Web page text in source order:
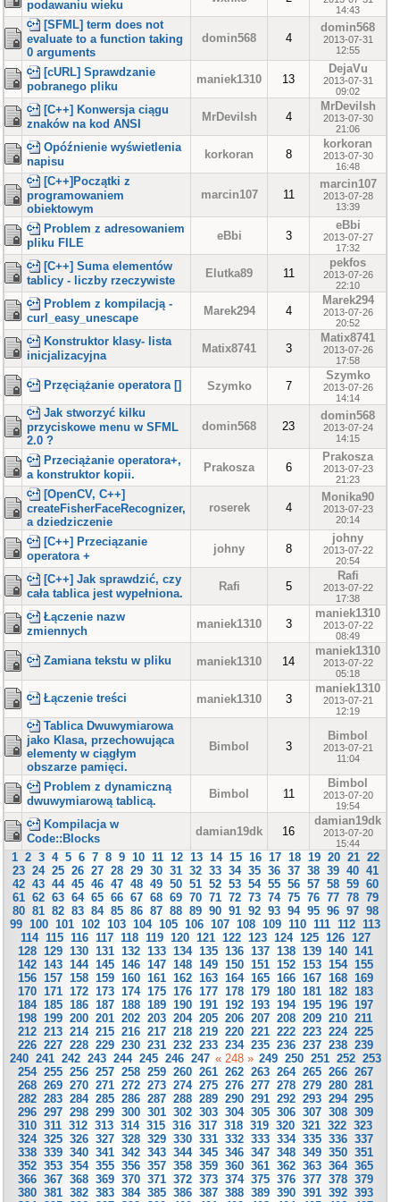
podawaniu wieku
14:43
[SFML] term does not
evaluate to a function taking
0 arguments
domin568 4
domin568
2013-07-31
12:55
[cURL] Sprawdzanie
pobranego pliku
maniek1310 13
DejaVu
2013-07-31
09:02
[C++] Konwersja ciągu
znaków na kod ANSI
MrDevilsh 4
MrDevilsh
2013-07-30
21:06
Opóźnienie wyświetlenia
napisu
korkoran 8
korkoran
2013-07-30
16:48
[C++]Początki z
programowaniem
obiektowym
marcin107 11
marcin107
2013-07-28
13:39
Problem z adresowaniem
pliku FILE
eBbi 3
eBbi
2013-07-27
17:32
[C++] Suma elementów
tablicy - liczby rzeczywiste
Elutka89 11
pekfos
2013-07-26
22:10
Problem z kompilacją -
curl_easy_unescape
Marek294 4
Marek294
2013-07-26
20:52
Konstruktor klasy- lista
inicjalizacyjna
Matix8741 3
Matix8741
2013-07-26
17:58
Przęciążanie operatora [] Szymko 7
Szymko
2013-07-26
14:14
Jak stworzyć kilku
przyciskowe menu w SFML
2.0 ?
domin568 23
domin568
2013-07-24
14:15
Przeciążanie operatora+,
a konstruktor kopii.
Prakosza 6
Prakosza
2013-07-23
21:23
[OpenCV, C++]
createFisherFaceRecognizer,
a dziedziczenie
roserek 4
Monika90
2013-07-23
20:14
[C++] Przeciązanie
operatora +
johny 8
johny
2013-07-22
20:54
[C++] Jak sprawdzić, czy
cała tablica jest wypełniona.
Rafi 5
Rafi
2013-07-22
17:38
Łączenie nazw
zmiennych
maniek1310 3
maniek1310
2013-07-22
08:49
Zamiana tekstu w pliku maniek1310 14
maniek1310
2013-07-22
05:18
Łączenie treści maniek1310 3
maniek1310
2013-07-21
12:19
Tablica Dwuwymiarowa
jako Klasa, przechowująca
elementy w ciągłym
obszarze pamięci.
Bimbol 3
Bimbol
2013-07-21
11:04
Problem z dynamiczną
dwuwymiarową tablicą.
Bimbol 11
Bimbol
2013-07-20
19:54
Kompilacja w
Code::Blocks
damian19dk 16
damian19dk
2013-07-20
15:44
1 2 3 4 5 6 7 8 9 10 11 12 13 14 15 16 17 18 19 20 21 22
23 24 25 26 27 28 29 30 31 32 33 34 35 36 37 38 39 40 41
42 43 44 45 46 47 48 49 50 51 52 53 54 55 56 57 58 59 60
61 62 63 64 65 66 67 68 69 70 71 72 73 74 75 76 77 78 79
80 81 82 83 84 85 86 87 88 89 90 91 92 93 94 95 96 97 98
99 100 101 102 103 104 105 106 107 108 109 110 111 112 113
114 115 116 117 118 119 120 121 122 123 124 125 126 127
128 129 130 131 132 133 134 135 136 137 138 139 140 141
142 143 144 145 146 147 148 149 150 151 152 153 154 155
156 157 158 159 160 161 162 163 164 165 166 167 168 169
170 171 172 173 174 175 176 177 178 179 180 181 182 183
184 185 186 187 188 189 190 191 192 193 194 195 196 197
198 199 200 201 202 203 204 205 206 207 208 209 210 211
212 213 214 215 216 217 218 219 220 221 222 223 224 225
226 227 228 229 230 231 232 233 234 235 236 237 238 239
240 241 242 243 244 245 246 247 « 248 » 249 250 251 252 253
254 255 256 257 258 259 260 261 262 263 264 265 266 267
268 269 270 271 272 273 274 275 276 277 278 279 280 281
282 283 284 285 286 287 288 289 290 291 292 293 294 295
296 297 298 299 300 301 302 303 304 305 306 307 308 309
310 311 312 313 314 315 316 317 318 319 320 321 322 323
324 325 326 327 328 329 330 331 332 333 334 335 336 337
338 339 340 341 342 343 344 345 346 347 348 349 350 351
352 353 354 355 356 357 358 359 360 361 362 363 364 365
366 367 368 369 370 371 372 373 374 375 376 377 378 379
380 381 382 383 384 385 386 387 388 389 390 391 392 393